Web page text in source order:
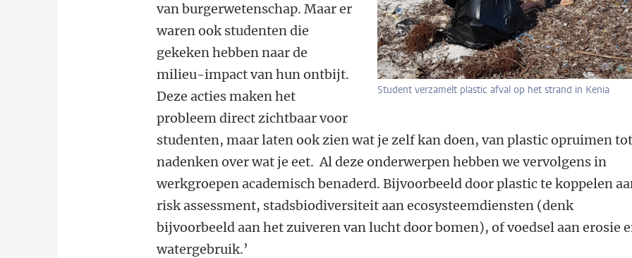
Student verzamelt plastic afval op het strand in Kenia
van burgerwetenschap. Maar er
waren ook studenten die
gekeken hebben naar de
milieu-impact van hun ontbijt.
Deze acties maken het
probleem direct zichtbaar voor
studenten, maar laten ook zien wat je zelf kan doen, van plastic opruimen
nadenken over wat je eet. Al deze onderwerpen hebben we vervolgens in
werkgroepen academisch benaderd. Bijvoorbeeld door plastic te koppelen
risk assessment, stadsbiodiversiteit aan ecosysteemdiensten (denk
bijvoorbeeld aan het zuiveren van lucht door bomen), of voedsel aan erosie
watergebruik.’